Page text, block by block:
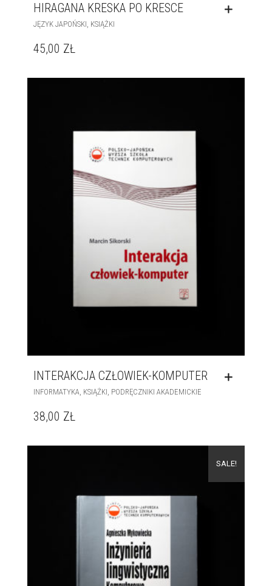
HIRAGANA KRESKA PO KRESCE
JĘZYK JAPOŃSKI KSIĄŻKI
45,00 ZŁ
INTERAKCJA CZŁOWIEK-KOMPUTER
INFORMATYKA, KSIĄŻKI, PODRĘCZNIKI AKADEMICKIE
38,00 ZŁ
SALE!